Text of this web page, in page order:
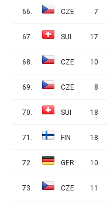
66. CZE 7
67. SUI 17
68. CZE 10
69. CZE 8
70. SUI 18
71. FIN 18
72. GER 10
73. CZE 11